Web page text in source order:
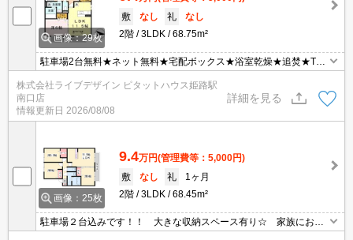
画像：29枚
敷
なし 礼
なし
2階
3LDK 68.75m²
駐車場2台無料★ネット無料★宅配ボックス★浴室乾燥★追焚★TV
ドアホン★
株式会社ライブデザイン ピタットハウス姫路駅
南口店
情報更新日 2026/08/08
詳細を見る
画像：25枚
9.4万円(管理費等：5,000円)
敷
なし 礼
1ヶ月
2階
3LDK 68.45m²
駐車場２台込みです！！ 大きな収納スペース有り☆ 家族におす
すめ物件♪